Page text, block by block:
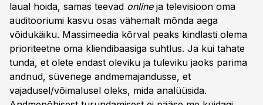
laual hoida, samas teevad onlineja televisioon oma
auditooriumi kasvu osas vähemalt mõnda aega
võidukäiku. Massimeedia kõrval peaks kindlasti olema
prioriteetne oma kliendibaasiga suhtlus. Ja kui tahate
tunda, et olete endast oleviku ja tuleviku jaoks parima
andnud, süvenege andmemajandusse, et
vajadusel/võimalusel oleks, mida analüüsida.